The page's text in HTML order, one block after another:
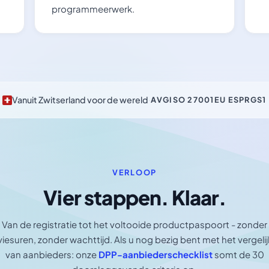
programmeerwerk.
Vanuit Zwitserland voor de wereld ·AVGISO 27001 EU ESPRGS1
VERLOOP
Vier stappen. Klaar.
Van de registratie tot het voltooide productpaspoort - zonder
zonder wachttijd. Als u nog bezig bent met het
van aanbieders: onze DPP-aanbiederschecklistsomt de 30